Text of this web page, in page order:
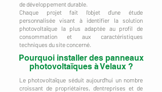
de développement durable.
Chaque projet fait l'objet d'une étude
personnalisée visant à identifier la solution
photovoltaïque la plus adaptée au profil de
consommation et aux caractéristiques
techniques du site concerné.
Pourquoi installer des panneaux
photovoltaïques à Velaux ?
Le photovoltaïque séduit aujourd'hui un nombre
croissant de propriétaires, d'entreprises et de